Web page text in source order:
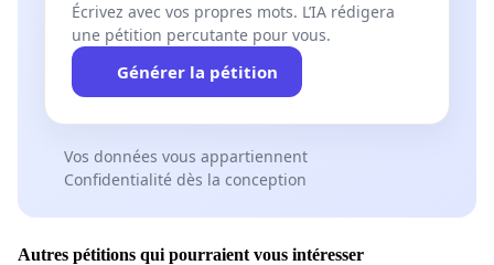
Écrivez avec vos propres mots. L’IA rédigera
une pétition percutante pour vous.
Générer la pétition
Vos données vous appartiennent
Confidentialité dès la conception
Autres pétitions qui pourraient vous intéresser